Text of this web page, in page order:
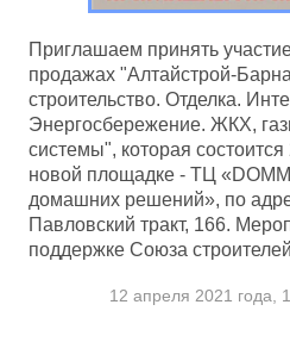
Приглашаем принять
продажах "Алтайстрой-
строительство. Отделка.
Энергосбережение. ЖКХ,
системы", которая
новой площадке - ТЦ
домашних решений», по
Павловский тракт, 166.
поддержке Союза
12 апреля 2021 года,